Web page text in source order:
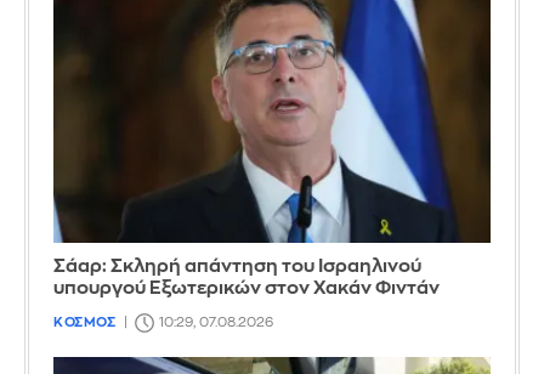
Σάαρ: Σκληρή απάντηση του Ισραηλινού
υπουργού Εξωτερικών στον Χακάν Φιντάν
ΚΟΣΜΟΣ 10:29, 07.08.2026